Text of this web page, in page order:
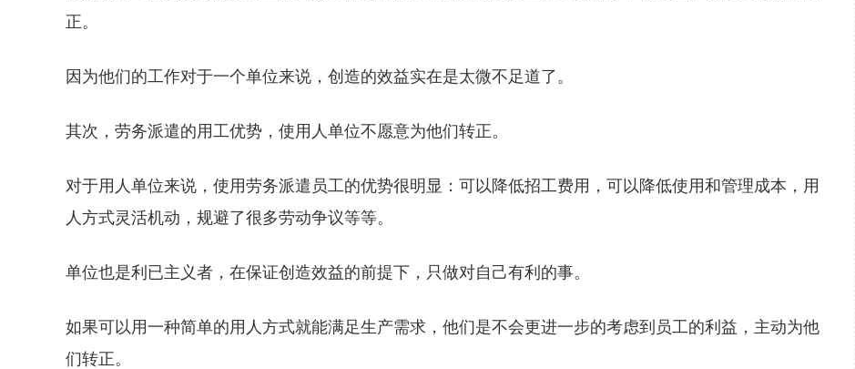
正。
因为他们的工作对于一个单位来说，创造的效益实在是太微不足道了。
其次，劳务派遣的用工优势，使用人单位不愿意为他们转正。
对于用人单位来说，使用劳务派遣员工的优势很明显：可以降低招工费用，可以降低使用和管理成本，用
人方式灵活机动，规避了很多劳动争议等等。
单位也是利已主义者，在保证创造效益的前提下，只做对自己有利的事。
如果可以用一种简单的用人方式就能满足生产需求，他们是不会更进一步的考虑到员工的利益，主动为他
们转正。